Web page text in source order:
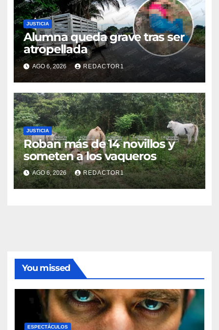
JUSTICIA
Alumna queda grave tras ser
atropellada
AGO 6, 2026 REDACTOR1
JUSTICIA
Roban más de 14 novillos y
someten a los vaqueros
AGO 6, 2026 REDACTOR1
You missed
ESPECTÁCULOS